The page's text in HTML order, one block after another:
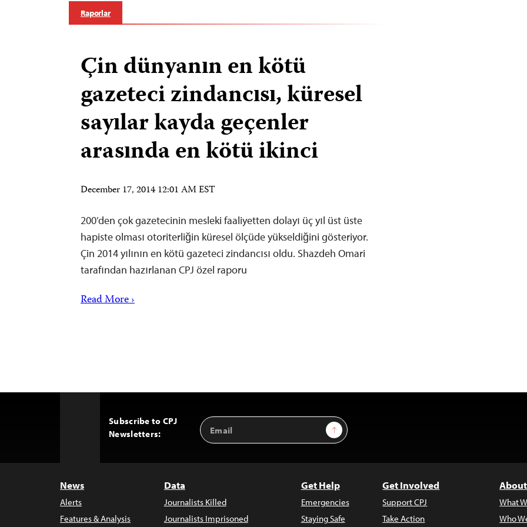
Raporlar
Çin dünyanın en kötü
gazeteci zindancısı, küresel
sayılar kayda geçenler
arasında en kötü ikinci
December 17, 2014 12:01 AM EST
200’den çok gazetecinin mesleki faaliyetten dolayı üç yıl üst üste
hapiste olması otoriterliğin küresel ölçüde yükseldiğini gösteriyor.
Çin 2014 yılının en kötü gazeteci zindancısı oldu. Shazdeh Omari
tarafından hazırlanan CPJ özel raporu
Read More ›
Subscribe to CPJ
Newsletters:
Email
Address
Sign Up
News
Alerts
Features & Analysis
Data
Journalists Killed
Journalists Imprisoned
Get Help
Emergencies
Staying Safe
Get Involved
Support CPJ
Take Action
What
Who